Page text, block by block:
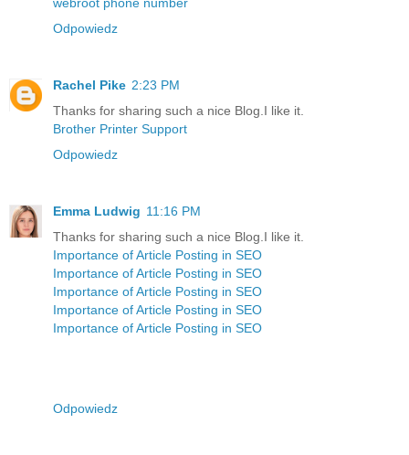
webroot phone number
Odpowiedz
Rachel Pike 2:23 PM
Thanks for sharing such a nice Blog.I like it.
Brother Printer Support
Odpowiedz
Emma Ludwig 11:16 PM
Thanks for sharing such a nice Blog.I like it.
Importance of Article Posting in SEO
Importance of Article Posting in SEO
Importance of Article Posting in SEO
Importance of Article Posting in SEO
Importance of Article Posting in SEO
Odpowiedz